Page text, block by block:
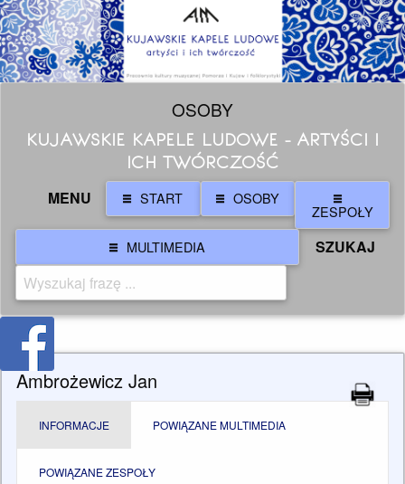
OSOBY
KUJAWSKIE KAPELE LUDOWE - ARTYŚCI I
ICH TWÓRCZOŚĆ
MENU START OSOBY
ZESPOŁY
MULTIMEDIA
SZUKAJ
Ambrożewicz Jan
INFORMACJE POWIĄZANE MULTIMEDIA
POWIĄZANE ZESPOŁY